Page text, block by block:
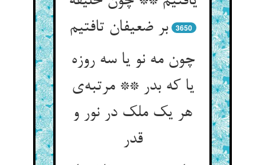
بر ضعیفان تافتیم‌‌
3650
چون مه نو یا سه روزه
یا که بدر ** مرتبه‌‌ی
هر یک ملک در نور و
قدر